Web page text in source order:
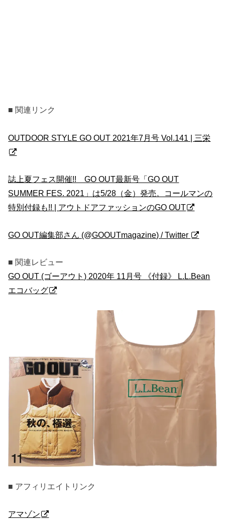
■ 関連リンク
OUTDOOR STYLE GO OUT 2021年7月号 Vol.141 | 三栄
誌上夏フェス開催!! GO OUT最新号「GO OUT
SUMMER FES. 2021」は5/28（金）発売。コールマンの
特別付録も!! | アウトドアファッションのGO OUT
GO OUT編集部さん (@GOOUTmagazine) / Twitter
■ 関連レビュー
GO OUT (ゴーアウト) 2020年 11月号 《付録》 L.L.Bean
エコバッグ
■ アフィリエイトリンク
アマゾン